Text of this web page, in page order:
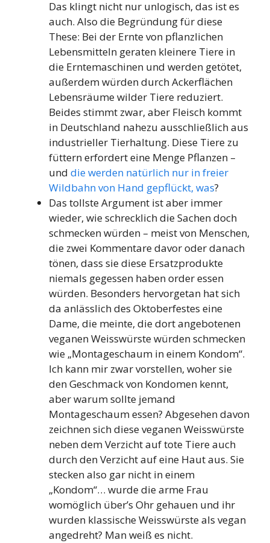
Das klingt nicht nur unlogisch, das ist es
auch. Also die Begründung für diese
These: Bei der Ernte von pflanzlichen
Lebensmitteln geraten kleinere Tiere in
die Erntemaschinen und werden getötet,
außerdem würden durch Ackerflächen
Lebensräume wilder Tiere reduziert.
Beides stimmt zwar, aber Fleisch kommt
in Deutschland nahezu ausschließlich aus
industrieller Tierhaltung. Diese Tiere zu
füttern erfordert eine Menge Pflanzen –
und die werden natürlich nur in freier
Wildbahn von Hand gepflückt, was?
Das tollste Argument ist aber immer
wieder, wie schrecklich die Sachen doch
schmecken würden – meist von Menschen,
die zwei Kommentare davor oder danach
tönen, dass sie diese Ersatzprodukte
niemals gegessen haben order essen
würden. Besonders hervorgetan hat sich
da anlässlich des Oktoberfestes eine
Dame, die meinte, die dort angebotenen
veganen Weisswürste würden schmecken
wie „Montageschaum in einem Kondom“.
Ich kann mir zwar vorstellen, woher sie
den Geschmack von Kondomen kennt,
aber warum sollte jemand
Montageschaum essen? Abgesehen davon
zeichnen sich diese veganen Weisswürste
neben dem Verzicht auf tote Tiere auch
durch den Verzicht auf eine Haut aus. Sie
stecken also gar nicht in einem
„Kondom“… wurde die arme Frau
womöglich über’s Ohr gehauen und ihr
wurden klassische Weisswürste als vegan
angedreht? Man weiß es nicht.